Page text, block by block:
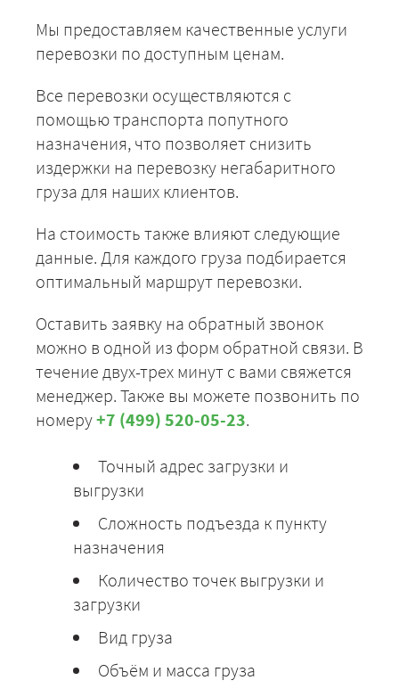
Мы предоставляем качественные услуги
перевозки по доступным ценам.
Все перевозки осуществляются с
помощью транспорта попутного
назначения, что позволяет снизить
издержки на перевозку негабаритного
груза для наших клиентов.
На стоимость также влияют следующие
данные. Для каждого груза подбирается
оптимальный маршрут перевозки.
Оставить заявку на обратный звонок
можно в одной из форм обратной связи. В
течение двух-трех минут с вами свяжется
менеджер. Также вы можете позвонить по
номеру+7 (499) 520-05-23.
Точный адрес загрузки и
выгрузки
Сложность подъезда к пункту
назначения
Количество точек выгрузки и
загрузки
Вид груза
Объём и масса груза